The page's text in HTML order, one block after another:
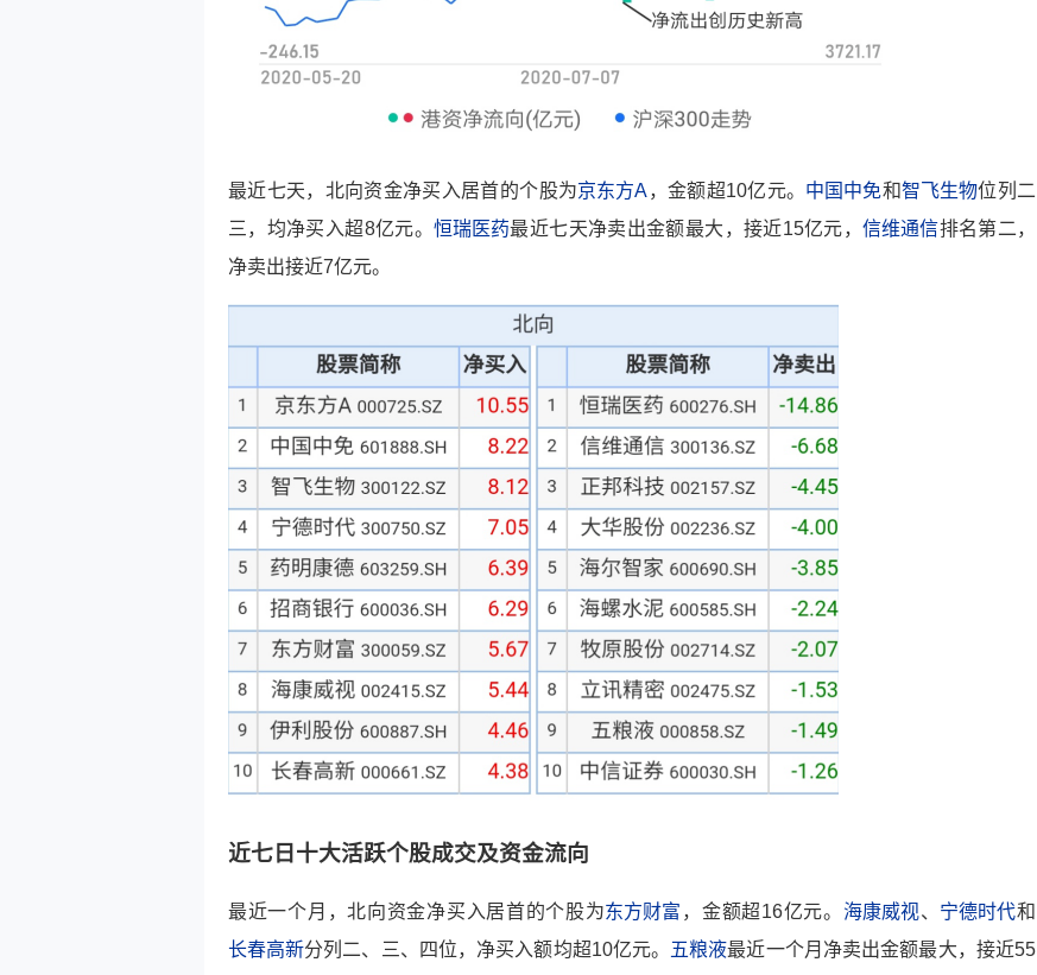
最近七天，北向资金净买入居首的个股为京东方A，金额超10亿元。 中国中免和智飞生物位列二
三，均净买入超8亿元。恒瑞医药最近七天净卖出金额最大，接近15亿元，信维通信排名第二，
净卖出接近7亿元。
近七日十大活跃个股成交及资金流向
最近一个月，北向资金净买入居首的个股为东方财富 ，金额超16亿元。 海康威视、 宁德时代和
长春高新分列二、三、四位，净买入额均超10亿元。 五粮液最近一个月净卖出金额最大，接近55